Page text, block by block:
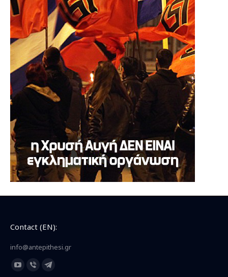
Contact (EN):
info@antepithesi.gr
Find us on:
YouTubeViberTelegram